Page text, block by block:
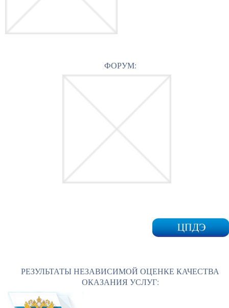
ФОРУМ:
РЕЗУЛЬТАТЫ НЕЗАВИСИМОЙ ОЦЕНКЕ КАЧЕСТВА
ОКАЗАНИЯ УСЛУГ: